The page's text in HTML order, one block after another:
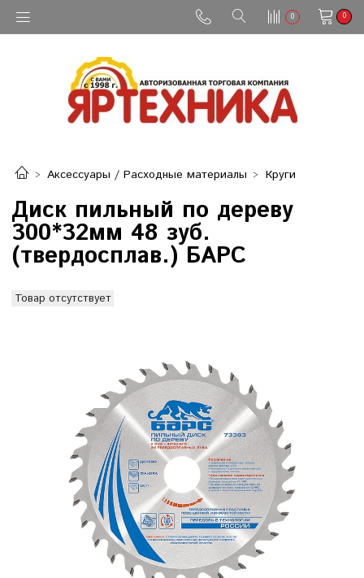
0 0
Аксессуары / Расходные материалы Круги
Диск пильный по дереву
300*32мм 48 зуб.
(твердосплав.) БАРС
Товар отсутствует